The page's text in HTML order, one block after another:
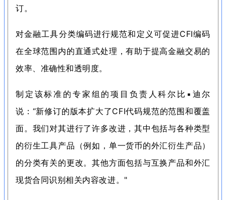
订。
对金融工具分类编码进行规范和定义可促进CFI编码
在全球范围内的直通式处理，有助于提高金融交易的
效率、准确性和透明度。
制定该标准的专家组的项目负责人科尔比 ▪ 迪尔
说： “新修订的版本扩大了CFI代码规范的范围和覆盖
面。 我们对其进行了许多改进，其中包括与各种类型
的衍生工具产品（例如，单一货币的外汇衍生产品）
的分类有关的更改。其他方面包括与互换产品和外汇
现货合同识别相关内容改进。 "